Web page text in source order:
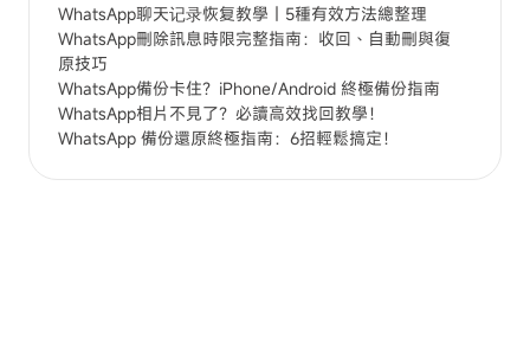
WhatsApp聊天记录恢复教學｜5種有效方法總整理
WhatsApp刪除訊息時限完整指南：收回、自動刪與復
原技巧
WhatsApp備份卡住？iPhone/Android 終極備份指南
WhatsApp相片不見了？必讀高效找回教學！
WhatsApp 備份還原終極指南：6招輕鬆搞定！